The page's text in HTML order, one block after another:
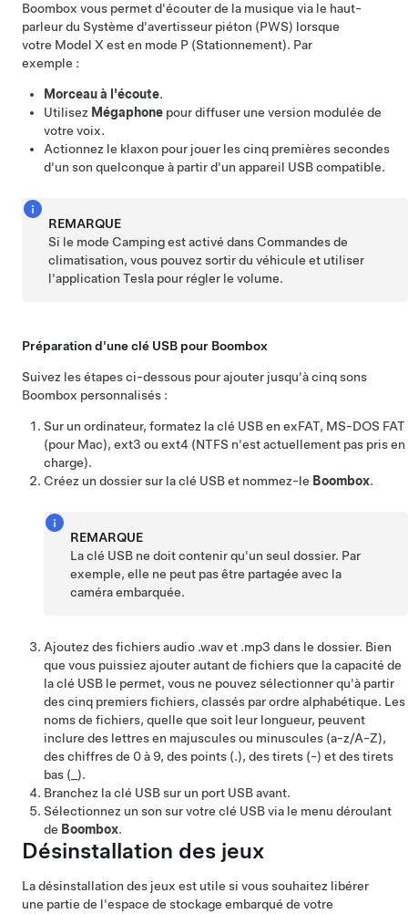
Boombox vous permet d'écouter de la musique via le haut-
parleur du Système d'avertisseur piéton (PWS) lorsque
votre Model X est en mode P (Stationnement). Par
exemple :
Morceau à l'écoute.
Utilisez Mégaphone pour diffuser une version modulée de
votre voix.
Actionnez le klaxon pour jouer les cinq premières secondes
d'un son quelconque à partir d'un appareil USB compatible.
REMARQUE
Si le mode Camping est activé dans Commandes de
climatisation, vous pouvez sortir du véhicule et utiliser
l'application Tesla pour régler le volume.
Préparation d'une clé USB pour Boombox
Suivez les étapes ci-dessous pour ajouter jusqu'à cinq sons
Boombox personnalisés :
Sur un ordinateur, formatez la clé USB en exFAT, MS-DOS FAT
(pour Mac), ext3 ou ext4 (NTFS n'est actuellement pas pris en
charge).
Créez un dossier sur la clé USB et nommez-le Boombox.
REMARQUE
La clé USB ne doit contenir qu'un seul dossier. Par
exemple, elle ne peut pas être partagée avec la
caméra embarquée.
Ajoutez des fichiers audio .wav et .mp3 dans le dossier. Bien
que vous puissiez ajouter autant de fichiers que la capacité de
la clé USB le permet, vous ne pouvez sélectionner qu'à partir
des cinq premiers fichiers, classés par ordre alphabétique. Les
noms de fichiers, quelle que soit leur longueur, peuvent
inclure des lettres en majuscules ou minuscules (a-z/A-Z),
des chiffres de 0 à 9, des points (.), des tirets (-) et des tirets
bas (_).
Branchez la clé USB sur un port USB avant.
Sélectionnez un son sur votre clé USB via le menu déroulant
de Boombox.
Désinstallation des jeux
La désinstallation des jeux est utile si vous souhaitez libérer
une partie de l'espace de stockage embarqué de votre